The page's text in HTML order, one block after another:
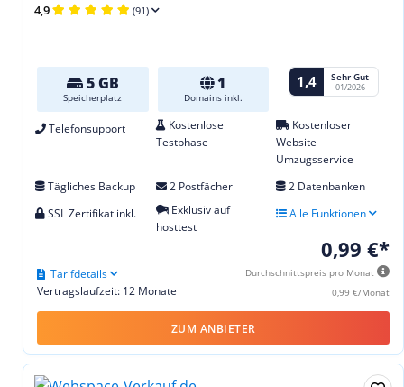
4,9 (91)
5 GB
Speicherplatz
1
Domains inkl.
1,4 Sehr Gut
01/2026
Telefonsupport
Kostenlose
Testphase
Kostenloser
Website-
Umzugsservice
Tägliches Backup
2 Postfächer
2 Datenbanken
SSL Zertifikat inkl.
Exklusiv auf
hosttest
Alle Funktionen
0,99 €*
Durchschnittspreis pro Monat
0,99 €/Monat
Vertragslaufzeit: 12 Monate
Tarifdetails
ZUM ANBIETER